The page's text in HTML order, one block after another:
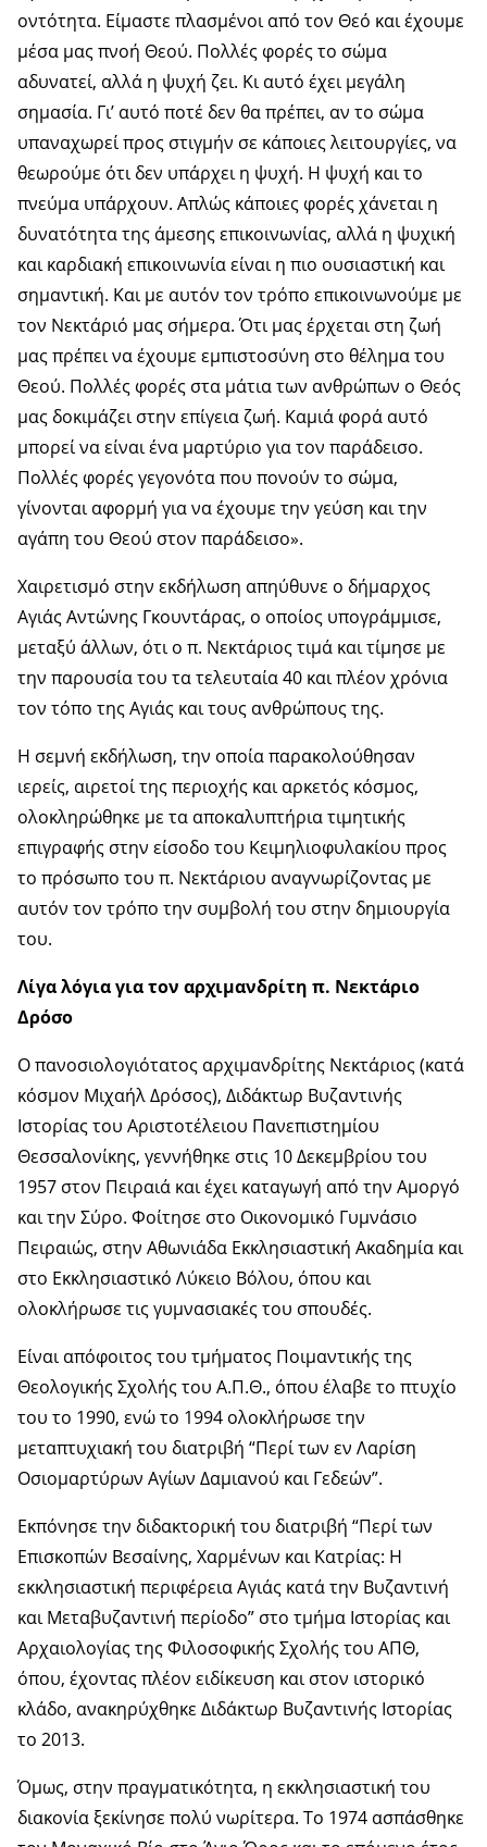
οντότητα. Είμαστε πλασμένοι από τον Θεό και έχουμε
μέσα μας πνοή Θεού. Πολλές φορές το σώμα
αδυνατεί, αλλά η ψυχή ζει. Κι αυτό έχει μεγάλη
σημασία. Γι’ αυτό ποτέ δεν θα πρέπει, αν το σώμα
υπαναχωρεί προς στιγμήν σε κάποιες λειτουργίες, να
θεωρούμε ότι δεν υπάρχει η ψυχή. Η ψυχή και το
πνεύμα υπάρχουν. Απλώς κάποιες φορές χάνεται η
δυνατότητα της άμεσης επικοινωνίας, αλλά η ψυχική
και καρδιακή επικοινωνία είναι η πιο ουσιαστική και
σημαντική. Και με αυτόν τον τρόπο επικοινωνούμε με
τον Νεκτάριό μας σήμερα. Ότι μας έρχεται στη ζωή
μας πρέπει να έχουμε εμπιστοσύνη στο θέλημα του
Θεού. Πολλές φορές στα μάτια των ανθρώπων ο Θεός
μας δοκιμάζει στην επίγεια ζωή. Καμιά φορά αυτό
μπορεί να είναι ένα μαρτύριο για τον παράδεισο.
Πολλές φορές γεγονότα που πονούν το σώμα,
γίνονται αφορμή για να έχουμε την γεύση και την
αγάπη του Θεού στον παράδεισο».
Χαιρετισμό στην εκδήλωση απηύθυνε ο δήμαρχος
Αγιάς Αντώνης Γκουντάρας, ο οποίος υπογράμμισε,
μεταξύ άλλων, ότι ο π. Νεκτάριος τιμά και τίμησε με
την παρουσία του τα τελευταία 40 και πλέον χρόνια
τον τόπο της Αγιάς και τους ανθρώπους της.
Η σεμνή εκδήλωση, την οποία παρακολούθησαν
ιερείς, αιρετοί της περιοχής και αρκετός κόσμος,
ολοκληρώθηκε με τα αποκαλυπτήρια τιμητικής
επιγραφής στην είσοδο του Κειμηλιοφυλακίου προς
το πρόσωπο του π. Νεκτάριου αναγνωρίζοντας με
αυτόν τον τρόπο την συμβολή του στην δημιουργία
του.
Λίγα λόγια για τον αρχιμανδρίτη π. Νεκτάριο
Δρόσο
Ο πανοσιολογιότατος αρχιμανδρίτης Νεκτάριος (κατά
κόσμον Μιχαήλ Δρόσος), Διδάκτωρ Βυζαντινής
Ιστορίας του Αριστοτέλειου Πανεπιστημίου
Θεσσαλονίκης, γεννήθηκε στις 10 Δεκεμβρίου του
1957 στον Πειραιά και έχει καταγωγή από την Αμοργό
και την Σύρο. Φοίτησε στο Οικονομικό Γυμνάσιο
Πειραιώς, στην Αθωνιάδα Εκκλησιαστική Ακαδημία και
στο Εκκλησιαστικό Λύκειο Βόλου, όπου και
ολοκλήρωσε τις γυμνασιακές του σπουδές.
Είναι απόφοιτος του τμήματος Ποιμαντικής της
Θεολογικής Σχολής του Α.Π.Θ., όπου έλαβε το πτυχίο
του το 1990, ενώ το 1994 ολοκλήρωσε την
μεταπτυχιακή του διατριβή “Περί των εν Λαρίση
Οσιομαρτύρων Αγίων Δαμιανού και Γεδεών”.
Εκπόνησε την διδακτορική του διατριβή “Περί των
Επισκοπών Βεσαίνης, Χαρμένων και Κατρίας: Η
εκκλησιαστική περιφέρεια Αγιάς κατά την Βυζαντινή
και Μεταβυζαντινή περίοδο” στο τμήμα Ιστορίας και
Αρχαιολογίας της Φιλοσοφικής Σχολής του ΑΠΘ,
όπου, έχοντας πλέον ειδίκευση και στον ιστορικό
κλάδο, ανακηρύχθηκε Διδάκτωρ Βυζαντινής Ιστορίας
το 2013.
Όμως, στην πραγματικότητα, η εκκλησιαστική του
διακονία ξεκίνησε πολύ νωρίτερα. Το 1974 ασπάσθηκε